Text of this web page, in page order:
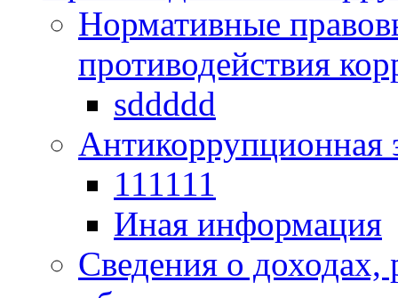
Нормативные
противодействия
sddddd
Антикоррупционная
111111
Иная информация
Сведения о доходах,